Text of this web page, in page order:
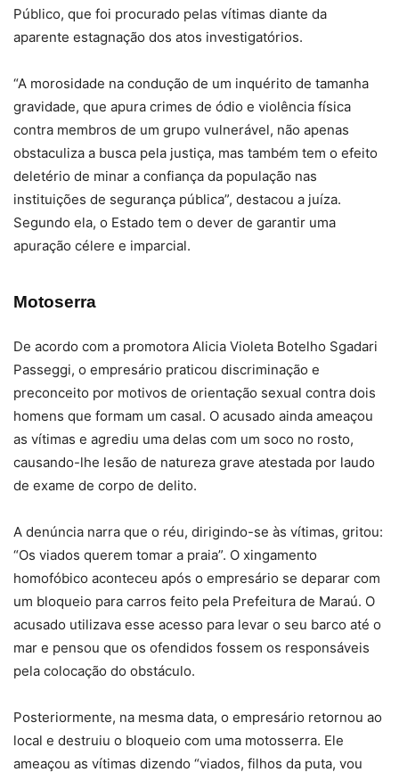
Público, que foi procurado pelas vítimas diante da
aparente estagnação dos atos investigatórios.
“A morosidade na condução de um inquérito de tamanha
gravidade, que apura crimes de ódio e violência física
contra membros de um grupo vulnerável, não apenas
obstaculiza a busca pela justiça, mas também tem o efeito
deletério de minar a confiança da população nas
instituições de segurança pública”, destacou a juíza.
Segundo ela, o Estado tem o dever de garantir uma
apuração célere e imparcial.
Motoserra
De acordo com a promotora Alicia Violeta Botelho Sgadari
Passeggi, o empresário praticou discriminação e
preconceito por motivos de orientação sexual contra dois
homens que formam um casal. O acusado ainda ameaçou
as vítimas e agrediu uma delas com um soco no rosto,
causando-lhe lesão de natureza grave atestada por laudo
de exame de corpo de delito.
A denúncia narra que o réu, dirigindo-se às vítimas, gritou:
“Os viados querem tomar a praia”. O xingamento
homofóbico aconteceu após o empresário se deparar com
um bloqueio para carros feito pela Prefeitura de Maraú. O
acusado utilizava esse acesso para levar o seu barco até o
mar e pensou que os ofendidos fossem os responsáveis
pela colocação do obstáculo.
Posteriormente, na mesma data, o empresário retornou ao
local e destruiu o bloqueio com uma motosserra. Ele
ameaçou as vítimas dizendo “viados, filhos da puta, vou